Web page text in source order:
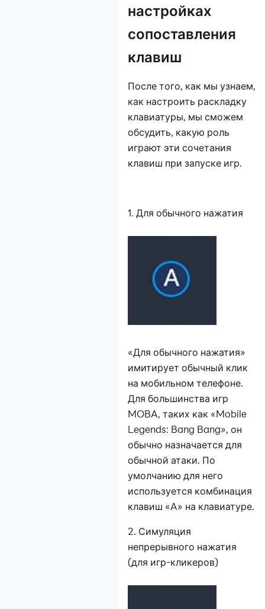
настройках
сопоставления
клавиш
После того, как мы узнаем,
как настроить раскладку
клавиатуры, мы сможем
обсудить, какую роль
играют эти сочетания
клавиш при запуске игр.
1. Для обычного нажатия
«Для обычного нажатия»
имитирует обычный клик
на мобильном телефоне.
Для большинства игр
MOBA, таких как «Mobile
Legends: Bang Bang», он
обычно назначается для
обычной атаки. По
умолчанию для него
используется комбинация
клавиш «A» на клавиатуре.
2. Симуляция
непрерывного нажатия
(для игр-кликеров)